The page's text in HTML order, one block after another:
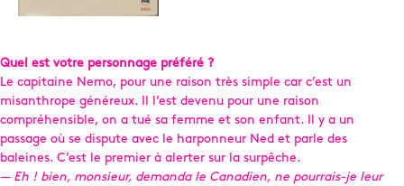
Quel est votre personnage préféré ?
Le capitaine Nemo, pour une raison très simple car c’est un
misanthrope généreux. Il l’est devenu pour une raison
compréhensible, on a tué sa femme et son enfant. Il y a un
passage où se dispute avec le harponneur Ned et parle des
baleines. C’est le premier à alerter sur la surpêche.
— Eh ! bien, monsieur, demanda le Canadien, ne pourrais-je leur